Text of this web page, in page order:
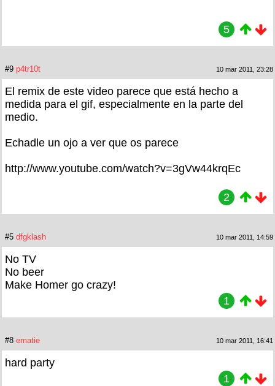
5
#9 p4tr10t 10 mar 2011, 23:28
El remix de este video parece que está hecho a
medida para el gif, especialmente en la parte del
medio.
Echadle un ojo a ver que os parece
http://www.youtube.com/watch?v=3gVw44krqEc
2
#5 dfgklash 10 mar 2011, 14:59
No TV
No beer
Make Homer go crazy!
1
#8 ematie 10 mar 2011, 16:41
hard party
1